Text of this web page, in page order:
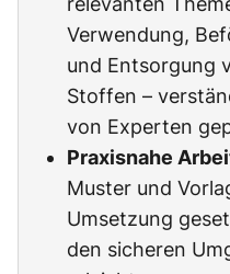
Verwendung,
und Entsorgung
Stoffen –
von Experten
Praxisnahe
Muster und
Umsetzung
den sicheren